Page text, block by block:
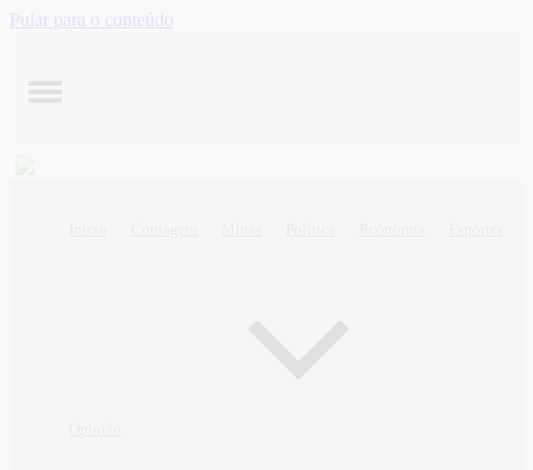
Pular para o conteúdo